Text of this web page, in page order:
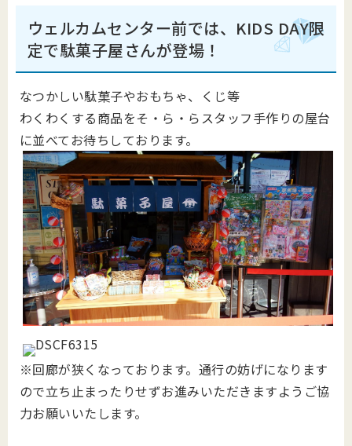
ウェルカムセンター前では、KIDS DAY限
定で駄菓子屋さんが登場！
なつかしい駄菓子やおもちゃ、くじ等
わくわくする商品をそ・ら・らスタッフ手作りの屋台
に並べてお待ちしております。
※回廊が狭くなっております。通行の妨げになります
ので立ち止まったりせずお進みいただきますようご協
力お願いいたします。